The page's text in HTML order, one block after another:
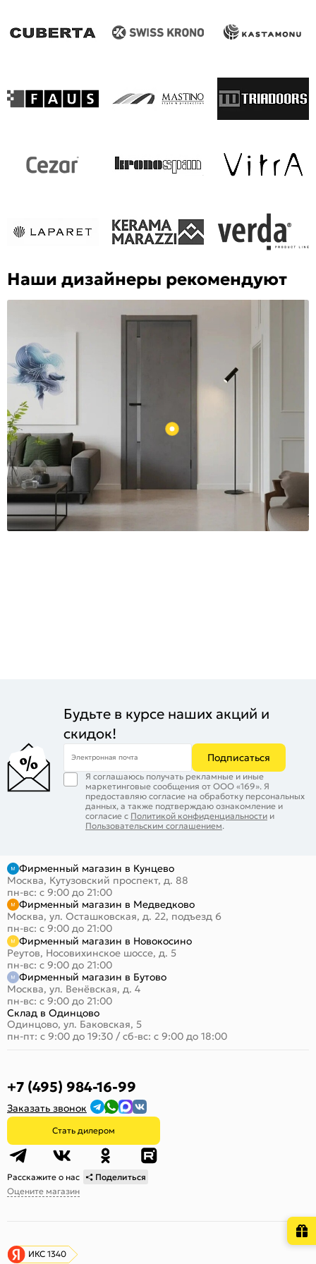
Наши дизайнеры рекомендуют
Будьте в курсе наших акций и
скидок!
Электронная почта Подписаться
Я соглашаюсь получать рекламные и иные
маркетинговые сообщения от ООО «169». Я
предоставляю согласие на обработку персональных
данных, а также подтверждаю ознакомление и
согласие с Политикой конфиденциальности и
Пользовательским соглашением.
Фирменный магазин в Кунцево
Москва, Кутузовский проспект, д. 88
пн-вс: с 9:00 до 21:00
Фирменный магазин в Медведково
Москва, ул. Осташковская, д. 22, подъезд 6
пн-вс: с 9:00 до 21:00
Фирменный магазин в Новокосино
Реутов, Носовихинское шоссе, д. 5
пн-вс: с 9:00 до 21:00
Фирменный магазин в Бутово
Москва, ул. Венёвская, д. 4
пн-вс: с 9:00 до 21:00
Склад в Одинцово
Одинцово, ул. Баковская, 5
пн-пт: с 9:00 до 19:30 / сб-вс: с 9:00 до 18:00
+7 (495) 984-16-99
Заказать звонок
Стать дилером
Расскажите о нас
Поделиться
Оцените магазин
ИКС 1340